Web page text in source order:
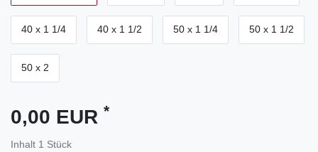
40 x 1 1/4 40 x 1 1/2 50 x 1 1/4 50 x 1 1/2
50 x 2
0,00 EUR *
Inhalt 1 Stück